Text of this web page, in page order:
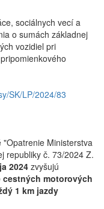
sociálnych vecí a
o sumách základnej
vozidiel pri
SK/LP/2024/83
Ministerstva
republiky č. 73/2024 Z.
2024zvyšujú
cestných motorových
1 km jazdy